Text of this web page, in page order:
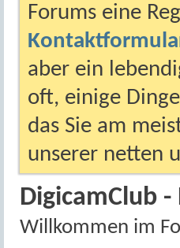
Forums eine
aber ein
oft, einige
das Sie am
unserer netten
DigicamClub
Willkommen im